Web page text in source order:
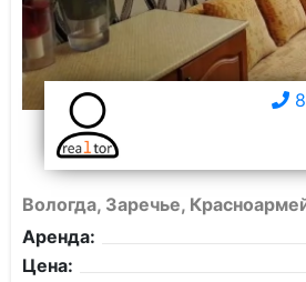
Вологда, Заречье,
Аренда:
Цена: